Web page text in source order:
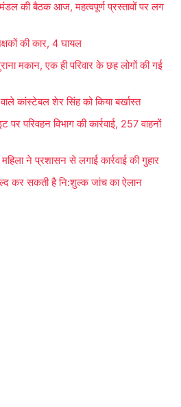
की बैठक आज, महत्वपूर्ण प्रस्तावों पर लग
की कार, 4 घायल
मकान, एक ही परिवार के छह लोगों की गई
कांस्टेबल शेर सिंह को किया बर्खास्त
परिवहन विभाग की कार्रवाई, 257 वाहनों
ने प्रशासन से लगाई कार्रवाई की गुहार
कर सकती है नि:शुल्क जांच का ऐलान